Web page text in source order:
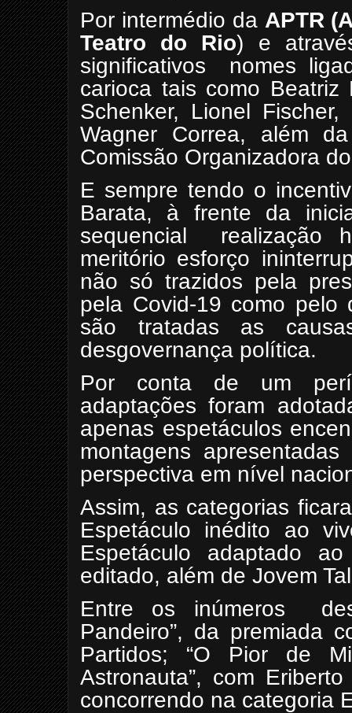
Por intermédio da APTR
Teatro do Rio) e
significativos
nomes
carioca tais como Beatriz
Schenker, Lionel
Wagner Correa, além
Comissão Organizadora
E sempre tendo o
Barata, à frente da
sequencial
realização
meritório esforço
não só trazidos pela
pela Covid-19 como pelo
são tratadas as
desgovernança política.
Por conta de um
adaptações foram
apenas espetáculos
montagens
perspectiva em nível
Assim, as categorias
Espetáculo inédito ao
Espetáculo adaptado
editado, além de Jovem
Entre os inúmeros
Pandeiro”, da premiada
Partidos; “O Pior de
Astronauta”, com
concorrendo na categoria